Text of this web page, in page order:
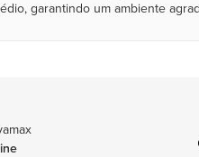
garantindo um ambiente